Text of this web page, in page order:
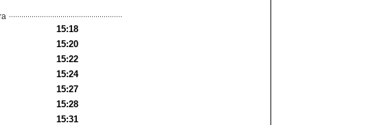
15:18
15:20
15:22
15:24
15:27
15:28
15:31